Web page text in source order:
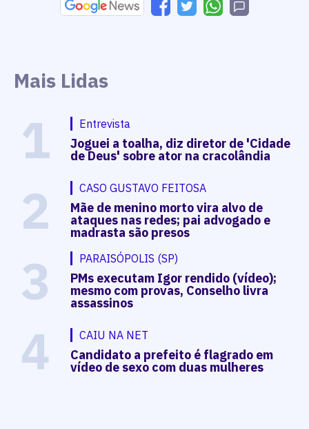
Mais Lidas
1 Entrevista
Joguei a toalha, diz diretor de 'Cidade
de Deus' sobre ator na cracolândia
2 CASO GUSTAVO FEITOSA
Mãe de menino morto vira alvo de
ataques nas redes; pai advogado e
madrasta são presos
3 PARAISÓPOLIS (SP)
PMs executam Igor rendido (vídeo);
mesmo com provas, Conselho livra
assassinos
4 CAIU NA NET
Candidato a prefeito é flagrado em
vídeo de sexo com duas mulheres